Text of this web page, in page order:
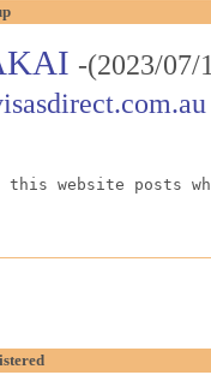
-(2023/
website posts